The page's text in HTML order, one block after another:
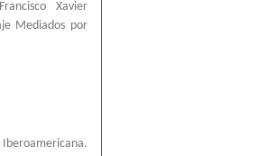
Xavier
Mediados por